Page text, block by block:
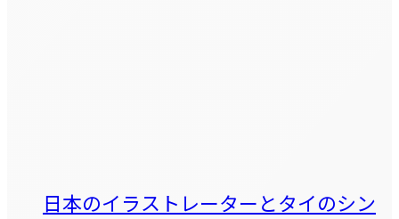
日本のイラストレーターとタイのシン